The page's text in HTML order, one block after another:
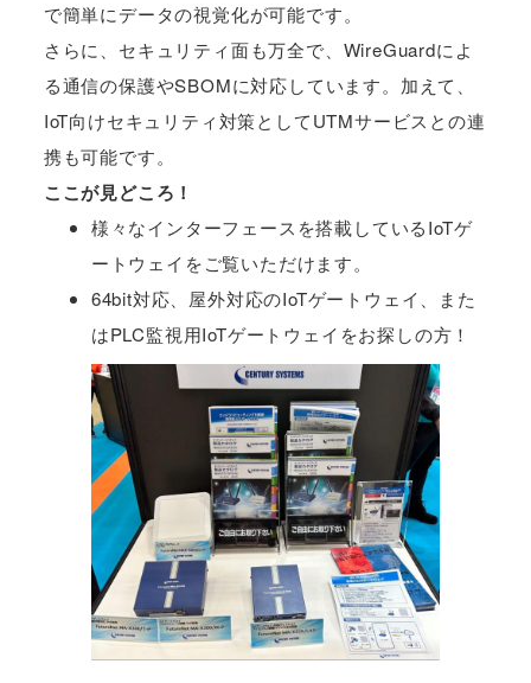
で簡単にデータの視覚化が可能です。
さらに、セキュリティ面も万全で、WireGuardによ
る通信の保護やSBOMに対応しています。加えて、
IoT向けセキュリティ対策としてUTMサービスとの連
携も可能です。
ここが見どころ！
様々なインターフェースを搭載しているIoTゲ
ートウェイをご覧いただけます。
64bit対応、屋外対応のIoTゲートウェイ、また
はPLC監視用IoTゲートウェイをお探しの方！